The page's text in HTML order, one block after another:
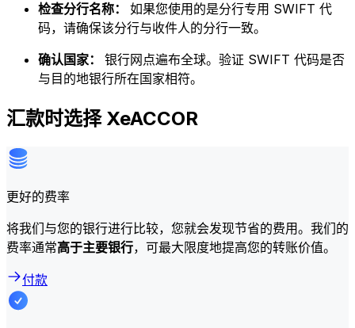
检查分行名称： 如果您使用的是分行专用 SWIFT 代
码，请确保该分行与收件人的分行一致。
确认国家： 银行网点遍布全球。验证 SWIFT 代码是否
与目的地银行所在国家相符。
汇款时选择 XeACCOR
更好的费率
将我们与您的银行进行比较，您就会发现节省的费用。我们的
费率通常高于主要银行，可最大限度地提高您的转账价值。
付款